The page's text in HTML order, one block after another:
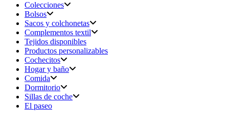
Colecciones
Bolsos
Sacos y colchonetas
Complementos textil
Tejidos disponibles
Productos personalizables
Cochecitos
Hogar y baño
Comida
Dormitorio
Sillas de coche
El paseo